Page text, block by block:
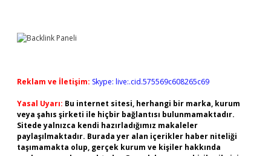
Reklam ve İletişim: Skype: live:.cid.575569c608265c69
Yasal Uyarı: Bu internet sitesi, herhangi bir marka, kurum
veya şahıs şirketi ile hiçbir bağlantısı bulunmamaktadır.
Sitede yalnızca kendi hazırladığımız makaleler
paylaşılmaktadır. Burada yer alan içerikler haber niteliği
taşımamakta olup, gerçek kurum ve kişiler hakkında